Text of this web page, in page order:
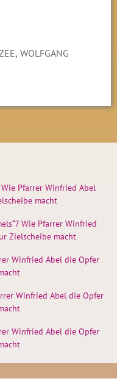
, WOLFGANG
Wie Pfarrer Winfried Abel
macht
Wie Pfarrer Winfried
Zielscheibe macht
Winfried Abel die Opfer
Winfried Abel die Opfer
Winfried Abel die Opfer